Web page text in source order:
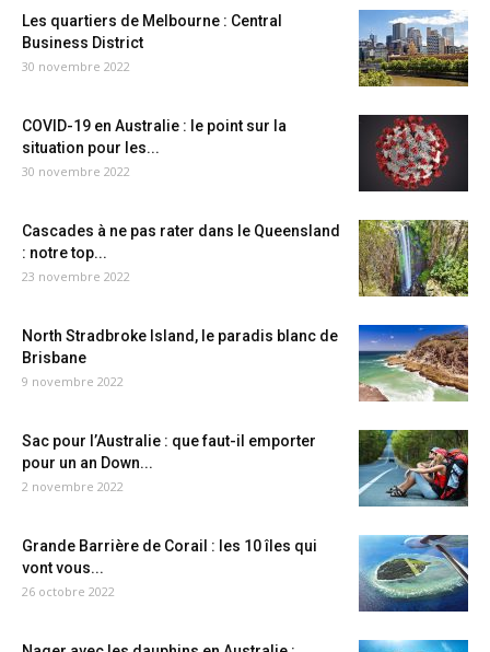
Les quartiers de Melbourne : Central
Business District
30 novembre 2022
COVID-19 en Australie : le point sur la
situation pour les...
30 novembre 2022
Cascades à ne pas rater dans le Queensland
: notre top...
23 novembre 2022
North Stradbroke Island, le paradis blanc de
Brisbane
9 novembre 2022
Sac pour l’Australie : que faut-il emporter
pour un an Down...
2 novembre 2022
Grande Barrière de Corail : les 10 îles qui
vont vous...
26 octobre 2022